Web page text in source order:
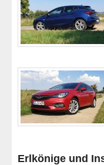
Erlkönige und